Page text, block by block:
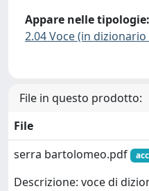
Appare nelle tipologie:
2.04 Voce (in
File in questo prodotto:
File
serra bartolomeo.pdf
Descrizione: voce di